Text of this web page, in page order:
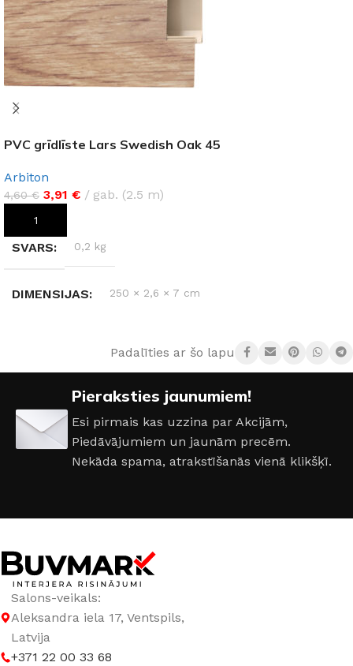
PVC grīdlīste Lars Swedish Oak 45
Arbiton
4,60€ 3,91 € gab. (2.5 m)
PIEVIENOT GROZAM
SVARS 0,2 kg
DIMENSIJAS 250 × 2,6 × 7 cm
Padalīties ar šo lapu:
Pieraksties jaunumiem!
Esi pirmais kas uzzina par Akcijām,
Piedāvājumiem un jaunām precēm.
Nekāda spama, atrakstīšanās vienā klikšķī.
Salons-veikals:
Aleksandra iela 17, Ventspils,
Latvija
+371 22 00 33 68